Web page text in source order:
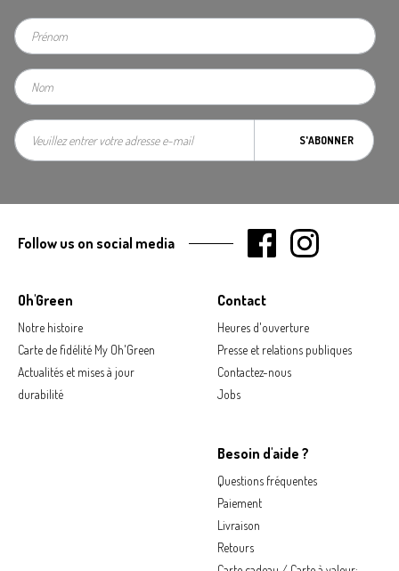
S'ABONNER
Oh'Green
Notre histoire
Carte de fidélité My Oh'Green
Actualités et mises à jour
durabilité
Contact
Heures d'ouverture
Presse et relations publiques
Contactez-nous
Jobs
Besoin d'aide ?
Questions fréquentes
Paiement
Livraison
Retours
Follow us on social media